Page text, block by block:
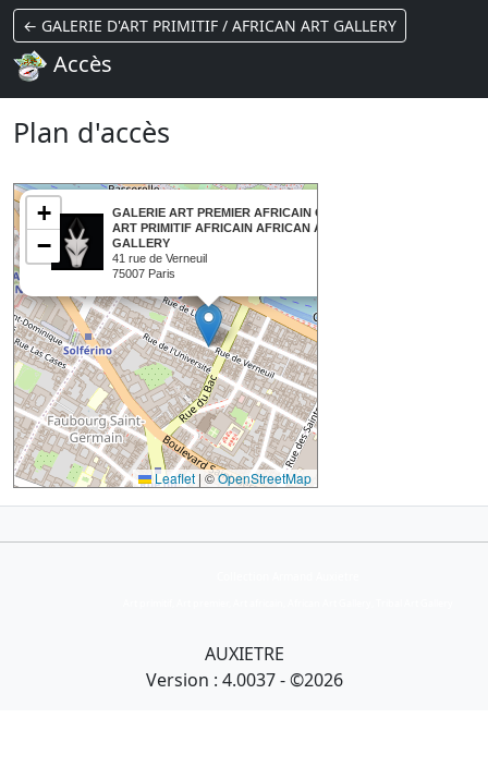
← GALERIE D'ART PRIMITIF / AFRICAN ART GALLERY
Accès
Plan d'accès
GALERIE ART PREMIER AFRICAIN GALERIE
ART PRIMITIF AFRICAIN AFRICAN ART
GALLERY
41 rue de Verneuil
75007 Paris
+
−
Leaflet | ©OpenStreetMap
AUXIETRE
Version : 4.0037 - ©2026